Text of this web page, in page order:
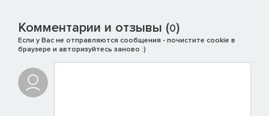
Комментарии и отзывы (0)
Если у Вас не отправляются сообщения - почистите cookie в
браузере и авторизуйтесь заново :)